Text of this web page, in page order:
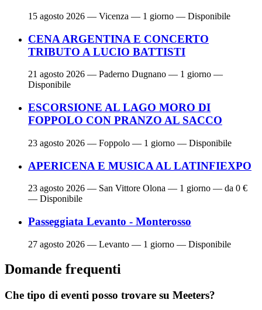
15 agosto 2026 — Vicenza — 1 giorno — Disponibile
CENA ARGENTINA E CONCERTO
TRIBUTO A LUCIO BATTISTI
21 agosto 2026 — Paderno Dugnano — 1 giorno —
Disponibile
ESCORSIONE AL LAGO MORO DI
FOPPOLO CON PRANZO AL SACCO
23 agosto 2026 — Foppolo — 1 giorno — Disponibile
APERICENA E MUSICA AL LATINFIEXPO
23 agosto 2026 — San Vittore Olona — 1 giorno — da 0 €
— Disponibile
Passeggiata Levanto - Monterosso
27 agosto 2026 — Levanto — 1 giorno — Disponibile
Domande frequenti
Che tipo di eventi posso trovare su Meeters?